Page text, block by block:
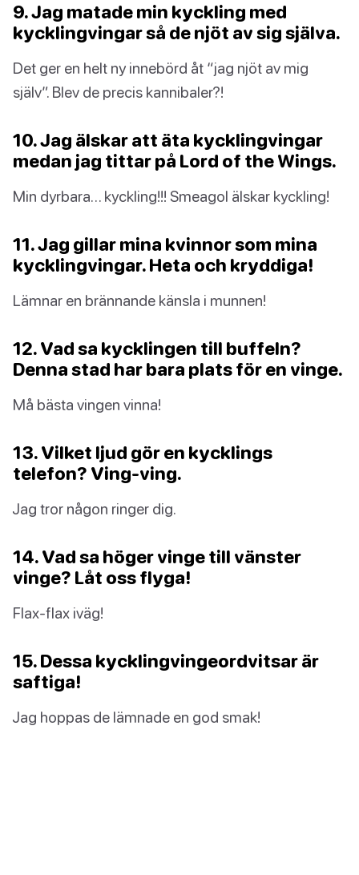
9. Jag matade min kyckling med
kycklingvingar så de njöt av sig själva.
Det ger en helt ny innebörd åt “jag njöt av mig
själv”. Blev de precis kannibaler?!
10. Jag älskar att äta kycklingvingar
medan jag tittar på Lord of the Wings.
Min dyrbara… kyckling!!! Smeagol älskar kyckling!
11. Jag gillar mina kvinnor som mina
kycklingvingar. Heta och kryddiga!
Lämnar en brännande känsla i munnen!
12. Vad sa kycklingen till buffeln?
Denna stad har bara plats för en vinge.
Må bästa vingen vinna!
13. Vilket ljud gör en kycklings
telefon? Ving-ving.
Jag tror någon ringer dig.
14. Vad sa höger vinge till vänster
vinge? Låt oss flyga!
Flax-flax iväg!
15. Dessa kycklingvingeordvitsar är
saftiga!
Jag hoppas de lämnade en god smak!